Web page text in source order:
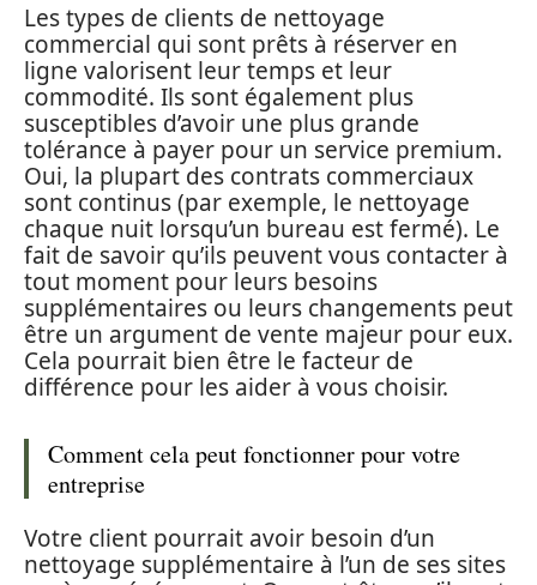
Les types de clients de nettoyage
commercial qui sont prêts à réserver en
ligne valorisent leur temps et leur
commodité. Ils sont également plus
susceptibles d’avoir une plus grande
tolérance à payer pour un service premium.
Oui, la plupart des contrats commerciaux
sont continus (par exemple, le nettoyage
chaque nuit lorsqu’un bureau est fermé). Le
fait de savoir qu’ils peuvent vous contacter à
tout moment pour leurs besoins
supplémentaires ou leurs changements peut
être un argument de vente majeur pour eux.
Cela pourrait bien être le facteur de
différence pour les aider à vous choisir.
Comment cela peut fonctionner pour votre
entreprise
Votre client pourrait avoir besoin d’un
nettoyage supplémentaire à l’un de ses sites